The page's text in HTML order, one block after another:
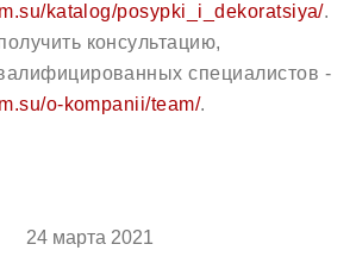
katalog/posypki_i_dekoratsiya/.
консультацию,
специалистов -
o-kompanii/team/.
24 марта 2021